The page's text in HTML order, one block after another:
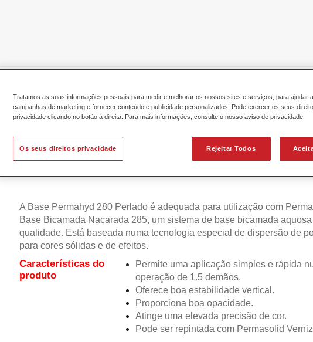
Permahyd® Mixing Colour 280
A Base Permahyd 280 Perlado é adequada para utilização com
Base Bicamada Nacarada 285, um sistema de base bicamada
qualidade. Está baseada numa tecnologia especial de dispersão de
para cores sólidas e de efeitos.
Características do
produto
Permite uma aplicação simples e rápida
operação de 1.5 demãos.
Oferece boa estabilidade vertical.
Proporciona boa opacidade.
Atinge uma elevada precisão de cor.
Pode ser repintada com Permasolid
Tratamos as suas informações pessoais para medir e melhorar os nossos sites e serviços, para ajudar
campanhas de marketing e fornecer conteúdo e publicidade personalizados. Pode exercer os seus
privacidade clicando no botão à direita. Para mais informações, consulte o nosso aviso de privacidade
Rejeitar Todos
Os seus direitos privacidade